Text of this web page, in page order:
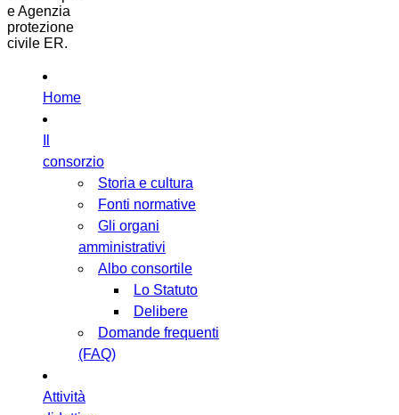
e Agenzia
protezione
civile ER.
Home
consorzio
Storia e cultura
Fonti normative
Gli organi
amministrativi
Albo consortile
Lo Statuto
Delibere
Domande frequenti
(FAQ)
Attività